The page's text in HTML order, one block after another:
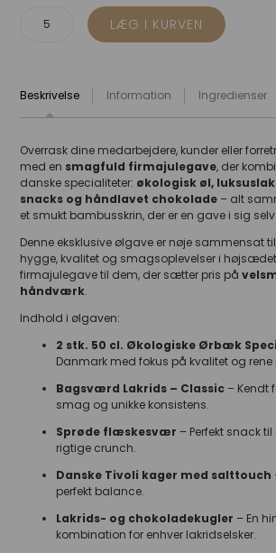
Beskrivelse Information Ingredienser
Overrask dine medarbejdere, kunder eller
med en smagfuld firmajulegave, der
danske specialiteter: økologisk øl,
snacks og håndlavet chokolade – alt
et smukt bambusskrin, der er en gave i sig selv
Denne eksklusive ølgave er nøje sammensat
hygge, kvalitet og smagsoplevelser i
firmajulegave til dem, der sætter pris på
håndværk.
Indhold i ølgaven:
2 stk. 50 cl. Økologiske Ørbæk
Danmark med fokus på kvalitet og rene
Bagsværd Lakrids – Classic – Kendt
smag og unikke konsistens.
Sprøde flæskesvær – Perfekt snack
rigtige crunch.
Danske Tivoli kager med salttouch
perfekt balance.
Lakrids- og chokoladekugler – En
kombination for enhver lakridselsker.